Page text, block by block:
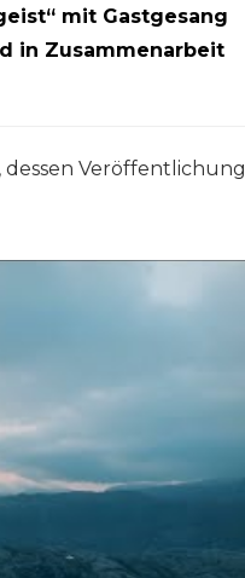
mit Gastgesang
in Zusammenarbeit
Veröffentlichung